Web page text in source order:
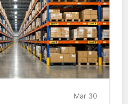
Mar 30